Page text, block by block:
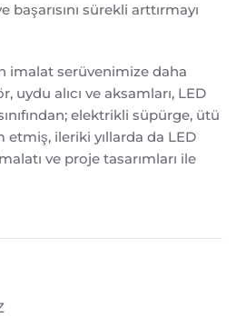
sürekli arttırmayı
imalat serüvenimize daha
uydu alıcı ve aksamları, LED
elektrikli süpürge, ütü
etmiş, ileriki yıllarda da LED
ve proje tasarımları ile